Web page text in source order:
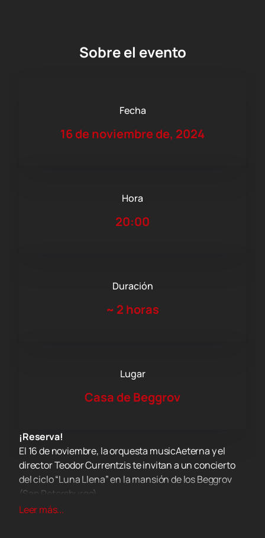
Sobre el evento
Fecha
16 de noviembre de, 2024
Hora
20:00
Duración
~ 2 horas
Lugar
Casa de Beggrov
¡Reserva!
El 16 de noviembre, la orquesta musicAeterna y el
director Teodor Currentzis te invitan a un concierto
del ciclo “Luna Llena” en la mansión de los Beggrov
(San Petersburgo).
¡El preinvierno es una época mágica! Todas las cosas
Leer más...